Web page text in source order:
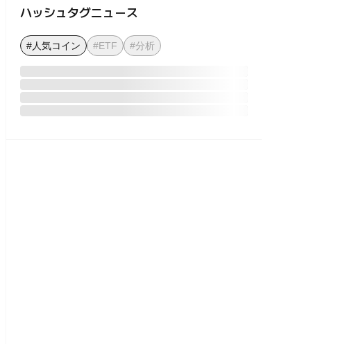
ハッシュタグニュース
#人気コイン #ETF #分析